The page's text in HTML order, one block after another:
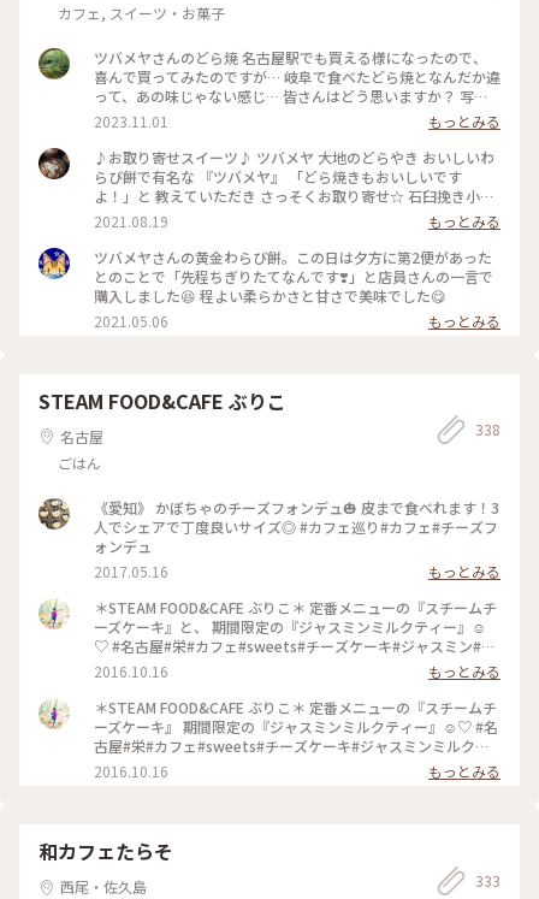
カフェ, スイーツ・お菓子
ツバメヤさんのどら焼 名古屋駅でも買える様になったので、
喜んで買ってみたのですが… 岐阜で食べたどら焼となんだか違
って、あの味じゃない感じ… 皆さんはどう思いますか？ 写真
は以前、美濃で買って食べた、どら焼です💓 しっとり感とあ
んのバランスが良かった💓 #私のことりっぷ旅 #秋さんぽ #名
古屋 #岐阜 名駅久しぶりに行きました☺️
2023.11.01
もっとみる
♪お取り寄せスイーツ♪ ツバメヤ 大地のどらやき おいしいわ
らび餅で有名な 『ツバメヤ』 「どら焼きもおいしいです
よ！」と 教えていただき さっそくお取り寄せ☆ 石臼挽き小麦
全粒粉100%の生地は フワッとやわらか☆ 香ばしく焼き上げ
られています☆ そして特別栽培小豆と粗糖で 炊かれた粒あん
☆ コクのある甘さで 粒がしっかりツヤっと☆ ん〜おいしい
っ！ 大きくて食べ応えもあります☆ 今度名古屋に行ったら わ
らび餅とどら焼き 両方買わなくちゃ！！ また楽しみにしてい
ます☆ #どら焼き #わらび餅 #和菓子 #おみやげ #手みやげ #大
名古屋ビルヂング #名古屋
2021.08.19
もっとみる
ツバメヤさんの黄金わらび餅。この日は夕方に第2便があった
とのことで「先程ちぎりたてなんです❣️」と店員さんの一言で
購入しました😆 程よい柔らかさと甘さで美味でした😋
2021.05.06
もっとみる
STEAM FOOD&CAFE ぶりこ
名古屋
ごはん
338
《愛知》 かぼちゃのチーズフォンデュ🎃 皮まで食べれます！3
人でシェアで丁度良いサイズ◎ #カフェ巡り#カフェ#チーズフ
ォンデュ
2017.05.16
もっとみる
＊STEAM FOOD&CAFE ぶりこ＊ 定番メニューの『スチームチ
ーズケーキ』と、 期間限定の『ジャスミンミルクティー』☺︎
♡ #名古屋#栄#カフェ#sweets#チーズケーキ#ジャスミン#ミ
ルクティー#おいしい#おしゃれ#お気に入りカフェ
2016.10.16
もっとみる
＊STEAM FOOD&CAFE ぶりこ＊ 定番メニューの『スチームチ
ーズケーキ』 期間限定の『ジャスミンミルクティー』☺︎♡ #名
古屋#栄#カフェ#sweets#チーズケーキ#ジャスミンミルクテ
ィー#おいしい#おしゃれ#お気に入りカフェ
2016.10.16 もっとみる
和カフェたらそ
西尾・佐久島 333